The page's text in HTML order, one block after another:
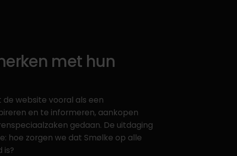
met hun
de website vooral als een
en te informeren, aankopen
gedaan. De uitdaging
hoe zorgen we dat Smølke op alle
is?